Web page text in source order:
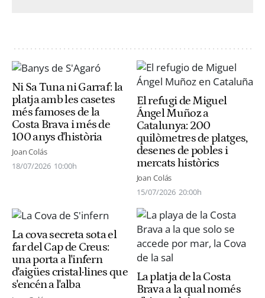
Ni Sa Tuna ni Garraf: la
platja amb les casetes
més famoses de la
Costa Brava i més de
100 anys d'història
Joan Colás
18/07/2026 10:00h
El refugi de Miguel
Ángel Muñoz a
Catalunya: 200
quilòmetres de platges,
desenes de pobles i
mercats històrics
Joan Colás
15/07/2026 20:00h
La cova secreta sota el
far del Cap de Creus:
una porta a l'infern
d'aigües cristal·lines que
s'encén a l'alba
La platja de la Costa
Brava a la qual només